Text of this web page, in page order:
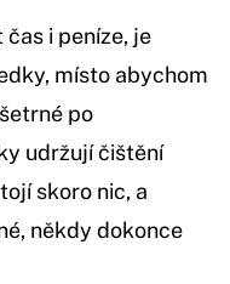
i peníze, je
místo abychom
po
udržují čištění
skoro nic, a
někdy dokonce